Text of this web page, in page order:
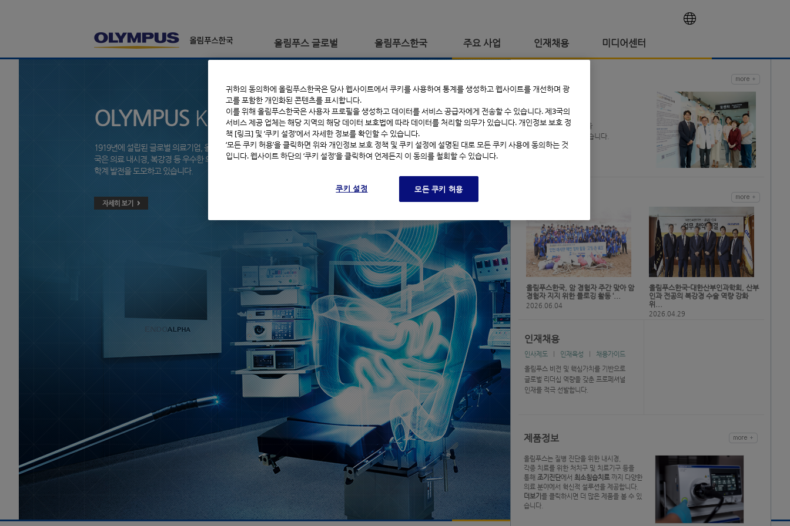
올림푸스 글로벌 올림푸스한국 주요 사업 인재채용 미디어센터
OLYMPUS KOREA
1919년에 설립된 글로벌 의료기업, 올림푸스그룹의 한국법인인 올림푸스한
국은 의료 내시경, 복강경 등 우수한 의료 전문 제품을 통해 한국 의료계 및
학계 발전을 도모하고 있습니다.
올림푸스한국은
다양한 사회공헌활동을
지속적으로 펼치고 있습니다.
올림푸스한국, 암 경험자 주간 맞아 암
경험자 지지 위한 플로깅 활동 ‘...
2026.06.04
올림푸스한국-대한산부인과학회, 산부
인과 전공의 복강경 수술 역량 강화
위...
2026.04.29
인재채용
인사제도 인재육성
채용가이드
올림푸스 비전 및 핵심가치를 기반으로
글로벌 리더십 역량을 갖춘 프로페셔널
인재를 적극 선발합니다.
제품정보
올림푸스는 질병 진단을 위한 내시경,
각종 치료를 위한 처치구 및 치료기구 등을
통해 조기진단에서 최소침습치료까지 다양한
의료 분야에서 혁신적 설루션을 제공합니다.
더보기 를 클릭하시면 더 많은 제품을 볼 수 있
습니다.
귀하의 동의하에 올림푸스한국은 당사 웹사이트에서 쿠키를 사용하여 통계를 생성하고 웹사이트를 개선하며 광
고를 포함한 개인화된 콘텐츠를 표시합니다.
이를 위해 올림푸스한국은 사용자 프로필을 생성하고 데이터를 서비스 공급자에게 전송할 수 있습니다. 제3국의
서비스 제공 업체는 해당 지역의 해당 데이터 보호법에 따라 데이터를 처리할 의무가 있습니다. 개인정보 보호 정
책 [링크] 및 ‘쿠키 설정’에서 자세한 정보를 확인할 수 있습니다.
‘모든 쿠키 허용’을 클릭하면 위와 개인정보 보호 정책 및 쿠키 설정에 설명된 대로 모든 쿠키 사용에 동의하는 것
입니다. 웹사이트 하단의 ‘쿠키 설정’을 클릭하여 언제든지 이 동의를 철회할 수 있습니다.
쿠키 설정 모든 쿠키 허용